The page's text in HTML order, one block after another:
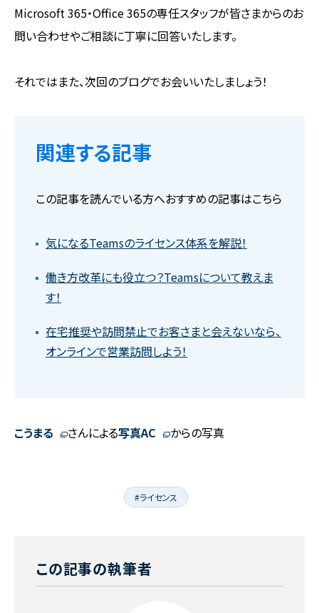
Microsoft 365・Office 365の専任スタッフが皆さまからのお
問い合わせやご相談に丁寧に回答いたします。
それではまた、次回のブログでお会いいたしましょう！
関連する記事
この記事を読んでいる方へおすすめの記事はこちら
気になるTeamsのライセンス体系を解説！
働き方改革にも役立つ？Teamsについて教えま
す！
在宅推奨や訪問禁止でお客さまと会えないなら、
オンラインで営業訪問しよう！
こうまる さんによる写真AC からの写真
#ライセンス
この記事の執筆者